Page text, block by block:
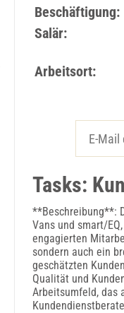
Beschäftigung:
Salär:
Arbeitsort:
Tasks:
**Beschreibung**:
Vans und smart/
engagierten
sondern auch ein
geschätzten
Qualität und
Arbeitsumfeld, das